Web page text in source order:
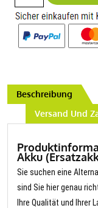
Beschreibung
Versand Und
Akku
Sie suchen eine
sind Sie hier genau
Ihre Qualität und Ihrer